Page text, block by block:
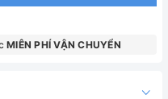
MIÊN PHÍ VẬN CHUYỂN